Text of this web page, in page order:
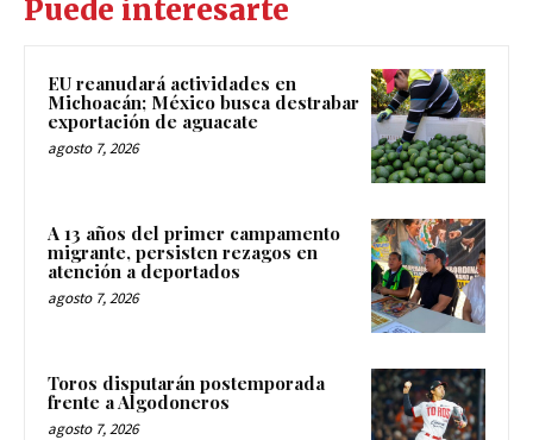
Puede interesarte
EU reanudará actividades en
Michoacán; México busca destrabar
exportación de aguacate
agosto 7, 2026
A 13 años del primer campamento
migrante, persisten rezagos en
atención a deportados
agosto 7, 2026
Toros disputarán postemporada
frente a Algodoneros
agosto 7, 2026